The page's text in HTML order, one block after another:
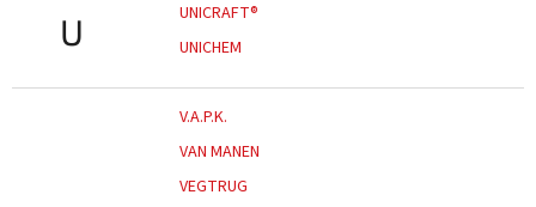
U
UNICRAFT®
UNICHEM
V.A.P.K.
VAN MANEN
VEGTRUG